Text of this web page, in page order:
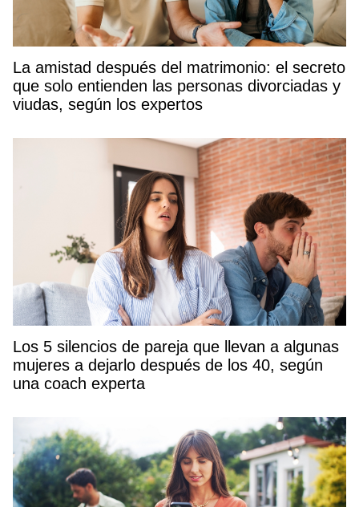
La amistad después del matrimonio: el secreto
que solo entienden las personas divorciadas y
viudas, según los expertos
Los 5 silencios de pareja que llevan a algunas
mujeres a dejarlo después de los 40, según
una coach experta